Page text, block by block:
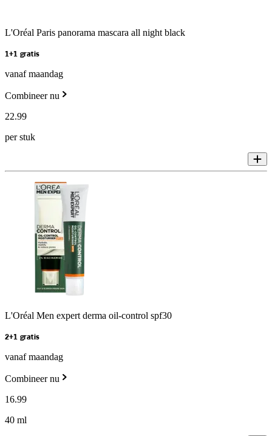
L'Oréal Paris panorama mascara all night black
1+1 gratis
vanaf maandag
Combineer nu
22.99
per stuk
L'Oréal Men expert derma oil-control spf30
2+1 gratis
vanaf maandag
Combineer nu
16.99
40 ml